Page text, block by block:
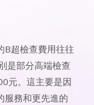
B超檢查費用往往
是部分高端檢查
元。這主要是因
服務和更先進的